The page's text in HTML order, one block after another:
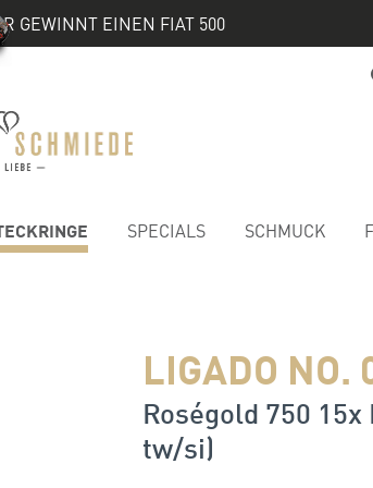
GEWINNT EINEN FIAT 500
SPECIALS SCHMUCK
LIGADO NO.
Roségold 750
tw/si)